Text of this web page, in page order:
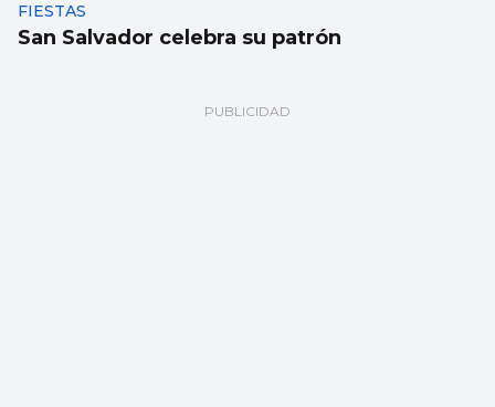
FIESTAS
San Salvador celebra su patrón